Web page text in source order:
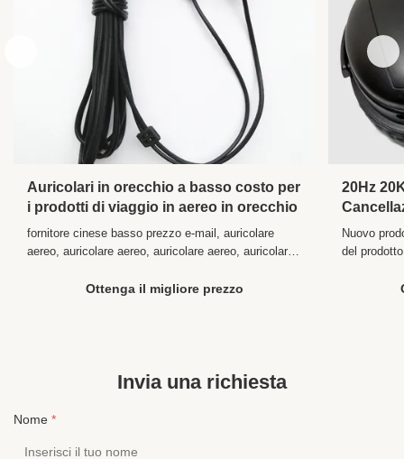
Auricolari in orecchio a basso costo per
i prodotti di viaggio in aereo in orecchio
fornitore cinese basso prezzo e-mail, auricolare
aereo, auricolare aereo, auricolare aereo, auricolare
Auricolare monouso 2016 " Comunicazione con
Ottenga il migliore prezzo
20Hz
Aircraft
rumore
Nuovo
del
Fascia a
Invia una richiesta
Nome *